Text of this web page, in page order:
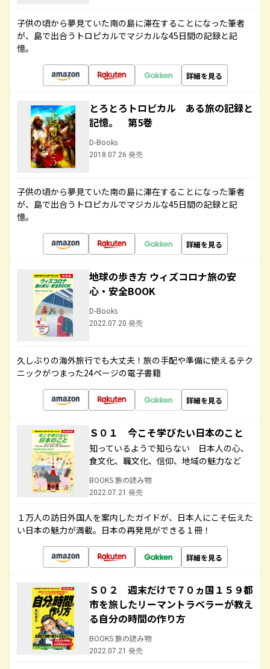
子供の頃から夢見ていた南の島に滞在することになった筆者
が、島で出合うトロピカルでマジカルな45日間の記録と記
憶。
詳細を見る
とろとろトロピカル ある旅の記録と
記憶。 第5巻
D-Books
2018.07.26 発売
子供の頃から夢見ていた南の島に滞在することになった筆者
が、島で出合うトロピカルでマジカルな45日間の記録と記
憶。
詳細を見る
地球の歩き方 ウィズコロナ旅の安
心・安全BOOK
D-Books
2022.07.20 発売
久しぶりの海外旅行でも大丈夫！旅の手配や準備に使えるテク
ニックがつまった24ページの電子書籍
詳細を見る
Ｓ０１ 今こそ学びたい日本のこと
知っているようで知らない 日本人の心、
食文化、職文化、信仰、地域の魅力など
BOOKS 旅の読み物
2022.07.21 発売
１万人の訪日外国人を案内したガイドが、日本人にこそ伝えた
い日本の魅力が満載。日本の再発見ができる１冊！
詳細を見る
Ｓ０２ 週末だけで７０ヵ国１５９都
市を旅したリーマントラベラーが教え
る自分の時間の作り方
BOOKS 旅の読み物
2022.07.21 発売